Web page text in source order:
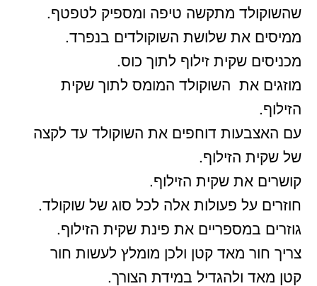
שהשוקולד מתקשה טיפה ומספיק לטפטף.
ממיסים את שלושת השוקולדים בנפרד.
מכניסים שקית זילוף לתוך כוס.
מוזגים את השוקולד המומס לתוך שקית
הזילוף.
עם האצבעות דוחפים את השוקולד עד לקצה
של שקית הזילוף.
קושרים את שקית הזילוף.
חוזרים על פעולות אלה לכל סוג של שוקולד.
גוזרים במספריים את פינת שקית הזילוף.
צריך חור מאד קטן ולכן מומלץ לעשות חור
קטן מאד ולהגדיל במידת הצורך.